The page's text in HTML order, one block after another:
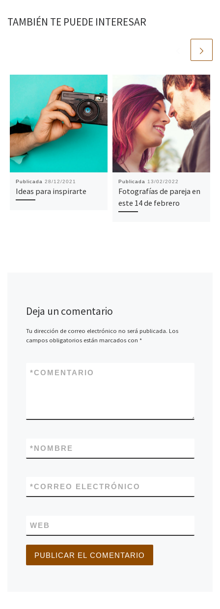
TAMBIÉN TE PUEDE INTERESAR
Publicada 28/12/2021
Ideas para inspirarte
Publicada 13/02/2022
Fotografías de pareja en
este 14 de febrero
Deja un comentario
Tu dirección de correo electrónico no será publicada. Los
campos obligatorios están marcados con *
COMENTARIO
*
NOMBRE
*
CORREO ELECTRÓNICO
*
WEB